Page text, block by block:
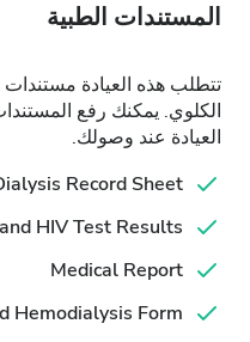
المستندات الطبية
تتطلب هذه العيادة
الكلوي. يمكنك رفع
العيادة عند وصولك.
Record Sheet
HIV Test Results
Medical Report
Hemodialysis Form